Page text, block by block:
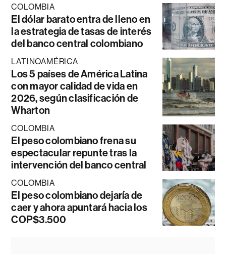
COLOMBIA
El dólar barato entra de lleno en
la estrategia de tasas de interés
del banco central colombiano
LATINOAMÉRICA
Los 5 países de América Latina
con mayor calidad de vida en
2026, según clasificación de
Wharton
COLOMBIA
El peso colombiano frena su
espectacular repunte tras la
intervención del banco central
COLOMBIA
El peso colombiano dejaría de
caer y ahora apuntará hacia los
COP$3.500